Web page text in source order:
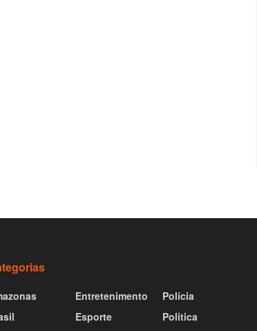
Entretenimento
Esporte
Polícia
Política